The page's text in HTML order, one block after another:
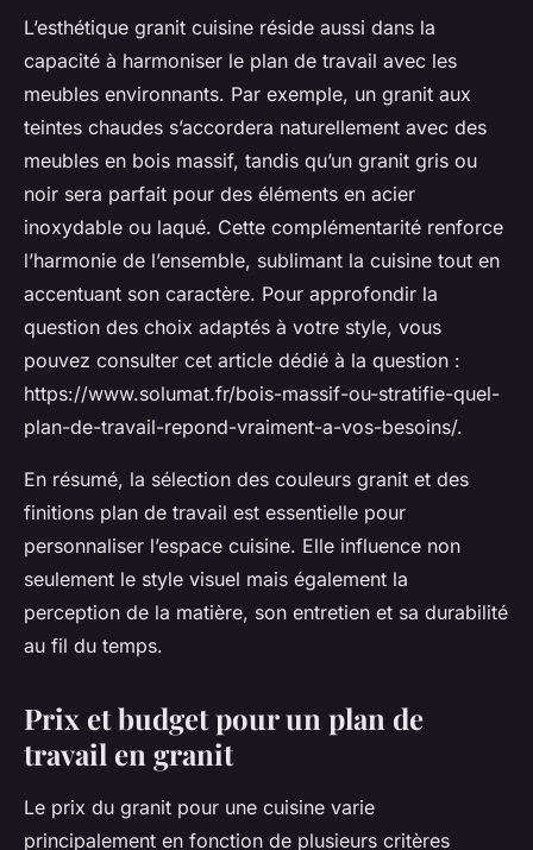
L’esthétique granit cuisine réside aussi dans la
capacité à harmoniser le plan de travail avec les
meubles environnants. Par exemple, un granit aux
teintes chaudes s’accordera naturellement avec des
meubles en bois massif, tandis qu’un granit gris ou
noir sera parfait pour des éléments en acier
inoxydable ou laqué. Cette complémentarité renforce
l’harmonie de l’ensemble, sublimant la cuisine tout en
accentuant son caractère. Pour approfondir la
question des choix adaptés à votre style, vous
pouvez consulter cet article dédié à la question :
https://www.solumat.fr/bois-massif-ou-stratifie-quel-
plan-de-travail-repond-vraiment-a-vos-besoins/.
En résumé, la sélection des couleurs granit et des
finitions plan de travail est essentielle pour
personnaliser l’espace cuisine. Elle influence non
seulement le style visuel mais également la
perception de la matière, son entretien et sa durabilité
au fil du temps.
Prix et budget pour un plan de
travail en granit
Le prix du granit pour une cuisine varie
principalement en fonction de plusieurs critères